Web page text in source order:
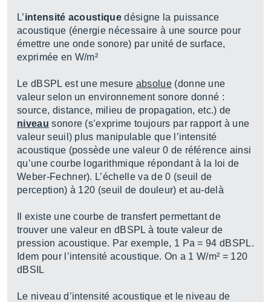
L’intensité acoustique désigne la puissance
acoustique (énergie nécessaire à une source pour
émettre une onde sonore) par unité de surface,
exprimée en W/m²
Le dBSPL est une mesure absolue(donne une
valeur selon un environnement sonore donné :
source, distance, milieu de propagation, etc.) de
niveau sonore (s’exprime toujours par rapport à une
valeur seuil) plus manipulable que l’intensité
acoustique (possède une valeur 0 de référence ainsi
qu’une courbe logarithmique répondant à la loi de
Weber-Fechner). L’échelle va de 0 (seuil de
perception) à 120 (seuil de douleur) et au-delà
Il existe une courbe de transfert permettant de
trouver une valeur en dBSPL à toute valeur de
pression acoustique. Par exemple, 1 Pa = 94 dBSPL.
Idem pour l’intensité acoustique. On a 1 W/m² = 120
dBSIL
Le niveau d’intensité acoustique et le niveau de